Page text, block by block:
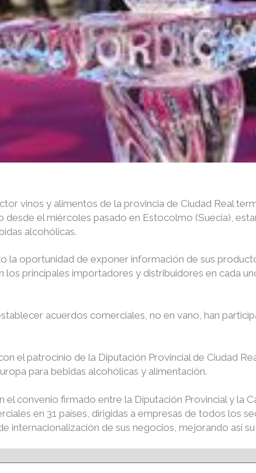
vinos y alimentos de la provincia de Ciudad Real
el miércoles pasado en Estocolmo (Suecia),
alcohólicas.
la oportunidad de exponer información de sus
principales importadores y distribuidores en cada
acuerdos comerciales, no en vano, han
el patrocinio de la Diputación Provincial de Ciudad
para bebidas alcohólicas y alimentación.
el convenio firmado entre la Diputación Provincial y la
en 31 países, dirigidas a empresas de todos los
internacionalización de sus negocios, mejorando así